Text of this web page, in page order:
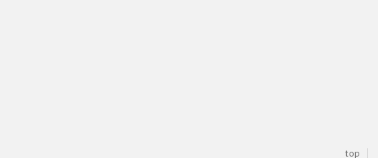
top